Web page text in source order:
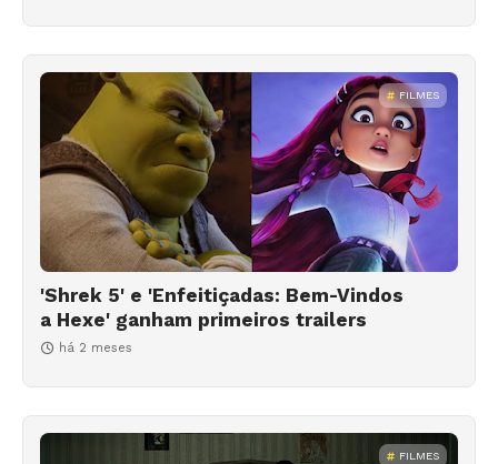
FILMES
'Shrek 5' e 'Enfeitiçadas: Bem-Vindos
a Hexe' ganham primeiros trailers
há 2 meses
FILMES